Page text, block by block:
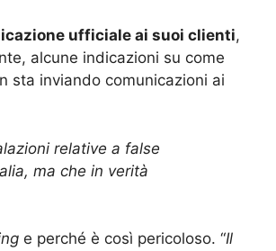
ufficiale ai suoi clienti,
alcune indicazioni su come
sta inviando comunicazioni ai
relative a false
ma che in verità
e perché è così pericoloso. “Il